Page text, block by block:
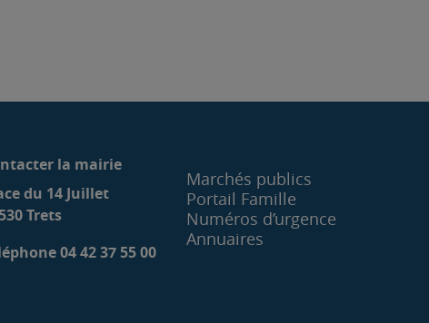
la mairie
du 14 Juillet
Trets
04 42 37 55 00
Marchés publics
Portail Famille
Numéros d’urgence
Annuaires